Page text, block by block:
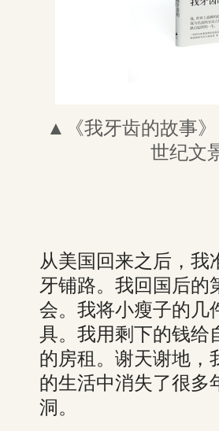
▲《我牙齿的故事
世纪文
从美国回来之后，我
牙铺路。我回国后的
会。我将小瘦子的几
具。我用剩下的钱给
的房租。谢天谢地，
的生活中消失了很多
洞。